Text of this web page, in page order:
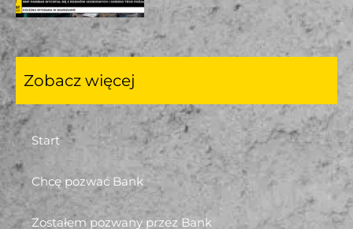
Zobacz więcej
Start
Chcę pozwać Bank
Zostałem pozwany przez Bank